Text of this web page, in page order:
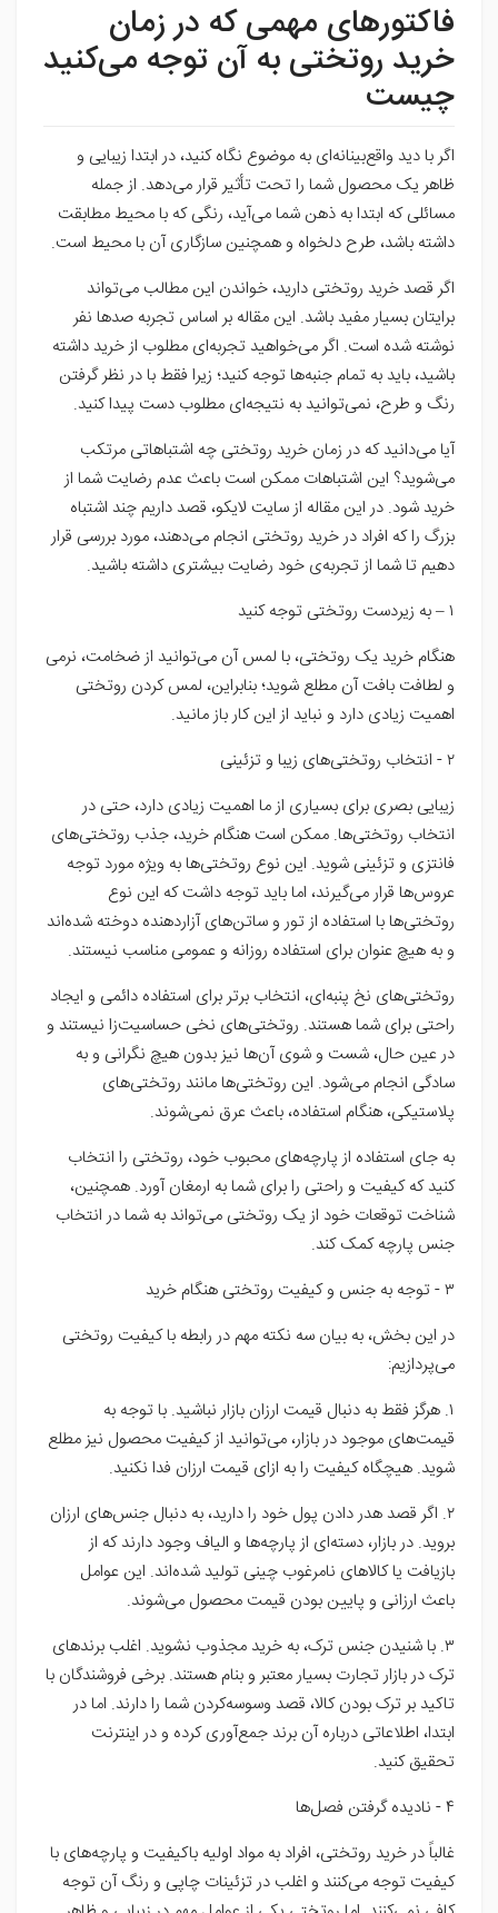
فاکتورهای مهمی که در زمان
خرید روتختی به آن توجه می‌کنید
چیست
اگر با دید واقع‌بینانه‌ای به موضوع نگاه کنید، در ابتدا زیبایی و
ظاهر یک محصول شما را تحت تأثیر قرار می‌دهد. از جمله
مسائلی که ابتدا به ذهن شما می‌آید، رنگی که با محیط مطابقت
داشته باشد، طرح دلخواه و همچنین سازگاری آن با محیط است.
اگر قصد خرید روتختی دارید، خواندن این مطالب می‌تواند
برایتان بسیار مفید باشد. این مقاله بر اساس تجربه صدها نفر
نوشته شده است. اگر می‌خواهید تجربه‌ای مطلوب از خرید داشته
باشید، باید به تمام جنبه‌ها توجه کنید؛ زیرا فقط با در نظر گرفتن
رنگ و طرح، نمی‌توانید به نتیجه‌ای مطلوب دست پیدا کنید.
آیا می‌دانید که در زمان خرید روتختی چه اشتباهاتی مرتکب
می‌شوید؟ این اشتباهات ممکن است باعث عدم رضایت شما از
خرید شود. در این مقاله از سایت لایکو، قصد داریم چند اشتباه
بزرگ را که افراد در خرید روتختی انجام می‌دهند، مورد بررسی قرار
دهیم تا شما از تجربه‌ی خود رضایت بیشتری داشته باشید.
۱ – به زیردست روتختی توجه کنید
هنگام خرید یک روتختی، با لمس آن می‌توانید از ضخامت، نرمی
و لطافت بافت آن مطلع شوید؛ بنابراین، لمس کردن روتختی
اهمیت زیادی دارد و نباید از این کار باز مانید.
۲ - انتخاب روتختی‌های زیبا و تزئینی
زیبایی بصری برای بسیاری از ما اهمیت زیادی دارد، حتی در
انتخاب روتختی‌ها. ممکن است هنگام خرید، جذب روتختی‌های
فانتزی و تزئینی شوید. این نوع روتختی‌ها به ویژه مورد توجه
عروس‌ها قرار می‌گیرند، اما باید توجه داشت که این نوع
روتختی‌ها با استفاده از تور و ساتن‌های آزاردهنده دوخته شده‌اند
و به هیچ عنوان برای استفاده روزانه و عمومی مناسب نیستند.
روتختی‌های نخ پنبه‌ای، انتخاب برتر برای استفاده دائمی و ایجاد
راحتی برای شما هستند. روتختی‌های نخی حساسیت‌زا نیستند و
در عین حال، شست و شوی آن‌ها نیز بدون هیچ نگرانی و به
سادگی انجام می‌شود. این روتختی‌ها مانند روتختی‌های
پلاستیکی، هنگام استفاده، باعث عرق نمی‌شوند.
به جای استفاده از پارچه‌های محبوب خود، روتختی را انتخاب
کنید که کیفیت و راحتی را برای شما به ارمغان آورد. همچنین،
شناخت توقعات خود از یک روتختی می‌تواند به شما در انتخاب
جنس پارچه کمک کند.
۳ - توجه به جنس و کیفیت روتختی هنگام خرید
در این بخش، به بیان سه نکته مهم در رابطه با کیفیت روتختی
می‌پردازیم:
۱. هرگز فقط به دنبال قیمت ارزان بازار نباشید. با توجه به
قیمت‌های موجود در بازار، می‌توانید از کیفیت محصول نیز مطلع
شوید. هیچگاه کیفیت را به ازای قیمت ارزان فدا نکنید.
۲. اگر قصد هدر دادن پول خود را دارید، به دنبال جنس‌های ارزان
بروید. در بازار، دسته‌ای از پارچه‌ها و الیاف وجود دارند که از
بازیافت یا کالاهای نامرغوب چینی تولید شده‌اند. این عوامل
باعث ارزانی و پایین بودن قیمت محصول می‌شوند.
۳. با شنیدن جنس ترک، به خرید مجذوب نشوید. اغلب برندهای
ترک در بازار تجارت بسیار معتبر و بنام هستند. برخی فروشندگان با
تاکید بر ترک بودن کالا، قصد وسوسه‌کردن شما را دارند. اما در
ابتدا، اطلاعاتی درباره آن برند جمع‌آوری کرده و در اینترنت
تحقیق کنید.
۴ - نادیده گرفتن فصل‌ها
غالباً در خرید روتختی، افراد به مواد اولیه باکیفیت و پارچه‌های با
کیفیت توجه می‌کنند و اغلب در تزئینات چاپی و رنگ آن توجه